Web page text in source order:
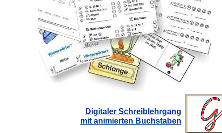
Digitaler Schreiblehrgang
mit animierten Buchstaben